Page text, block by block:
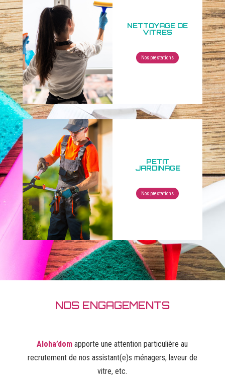
NETTOYAGE DE
VITRES
Nos prestations
PETIT
JARDINAGE
Nos prestations
NOS ENGAGEMENTS
Aloha’dom apporte une attention particulière au
recrutement de nos assistant(e)s ménagers, laveur de
vitre, etc.